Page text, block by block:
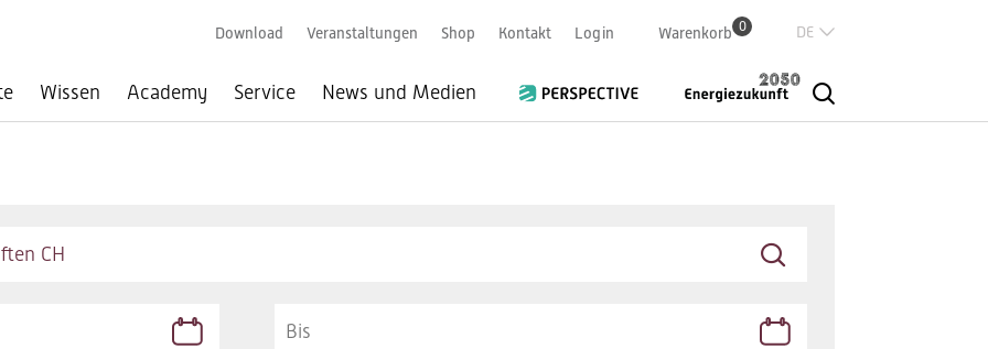
Wissen Academy Service News und Medien
Download Veranstaltungen Shop Kontakt Login Warenkorb 0
English